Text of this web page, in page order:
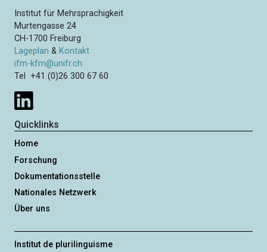
Institut für Mehrsprachigkeit
Murtengasse 24
CH-1700 Freiburg
Lageplan & Kontakt
ifm-kfm@unifr.ch
Tel +41 (0)26 300 67 60
Quicklinks
Home
Forschung
Dokumentationsstelle
Nationales Netzwerk
Über uns
Institut de plurilinguisme